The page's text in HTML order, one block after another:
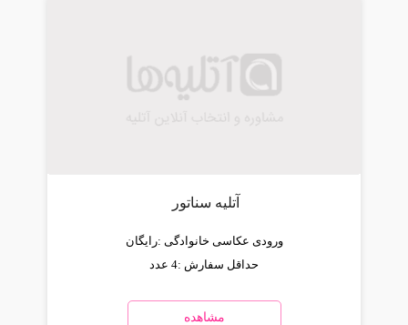
آتلیه سناتور
ورودی عکاسی خانوادگی :رایگان
حداقل سفارش :4 عدد
مشاهده